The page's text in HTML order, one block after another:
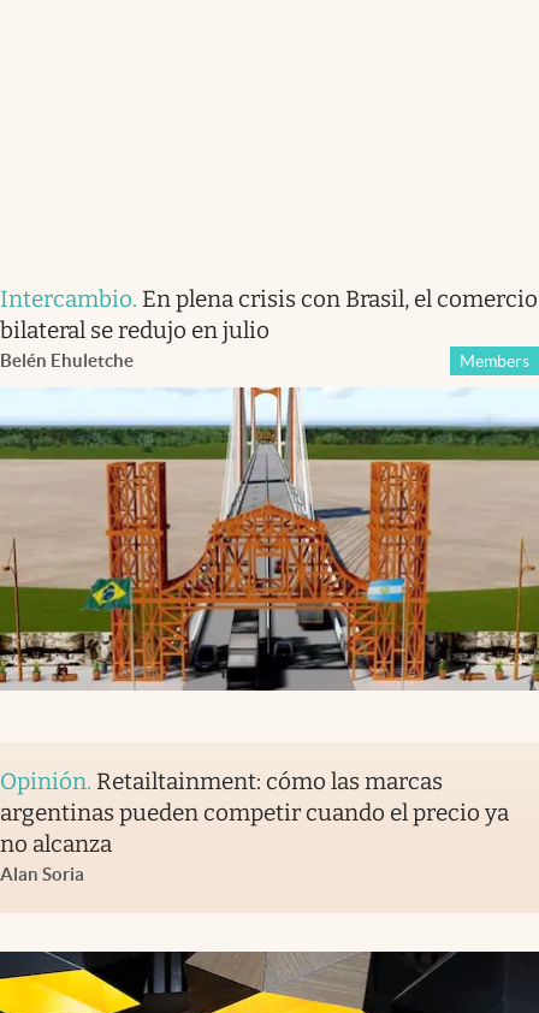
Intercambio. En plena crisis con Brasil, el comercio
bilateral se redujo en julio
Belén Ehuletche Members
Opinión. Retailtainment: cómo las marcas
argentinas pueden competir cuando el precio ya
no alcanza
Alan Soria